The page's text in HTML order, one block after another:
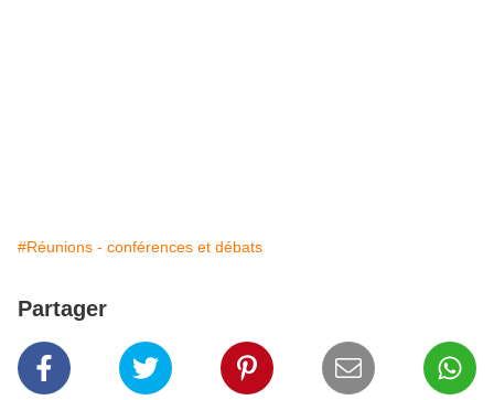
#Réunions - conférences et débats
Partager